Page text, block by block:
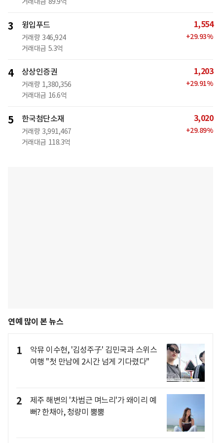
3 윙입푸드
거래량 346,924
거래대금 5.3억
1,554
+29.93%
4 상상인증권
거래량 1,380,356
거래대금 16.6억
1,203
+29.91%
5 한국첨단소재
거래량 3,991,467
거래대금 118.3억
3,020
+29.89%
연예 많이 본 뉴스
1
악뮤 이수현, '김성주子' 김민국과 스위스
여행 "첫 만남에 2시간 넘게 기다렸다"
2
제주 해변의 '차범근 며느리'가 왜이리 예
뻐? 한채아, 청량미 뿜뿜